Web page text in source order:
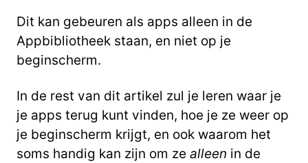
Dit kan gebeuren als apps alleen in de
Appbibliotheek staan, en niet op je
beginscherm.
In de rest van dit artikel zul je leren waar je
je apps terug kunt vinden, hoe je ze weer op
je beginscherm krijgt, en ook waarom het
soms handig kan zijn om ze alleen in de